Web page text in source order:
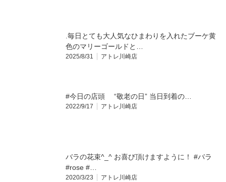
.毎日とても大人気なひまわりを入れたブーケ黄
色のマリーゴールドと…
2025/8/31 アトレ川崎店
#今日の店頭 “敬老の日” 当日到着の…
2022/9/17 アトレ川崎店
バラの花束^_^ お喜び頂けますように！ #バラ
#rose #…
2020/3/23 アトレ川崎店